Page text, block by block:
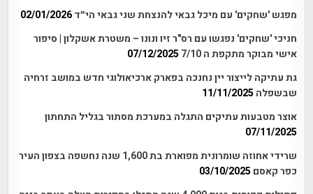
מפגש 'שחקים' עם מיכל גבאי להנצחת שני גבאי הי״ד 02/01/2026
חניכי 'שחקים' נפגשו עם רס"ר זיו ונונו – משטרת אשקלון | סיפור
אישי מבוקר מתקפת ה 7/10
07/12/2025
גת עתיקה לייצור יין נחנכה בפארק ארכיאולוגי חדש במושב זרחיה
שבשפלה 11/11/2025
אוצר מטבעות עתיקים התגלה במערכת מסתור בגליל התחתון
07/11/2025
שרידי אחוזה שומרונית מפוארת בת 1,600 שנה נחשפה בצפון העיר
כפר קאסם 03/10/2025